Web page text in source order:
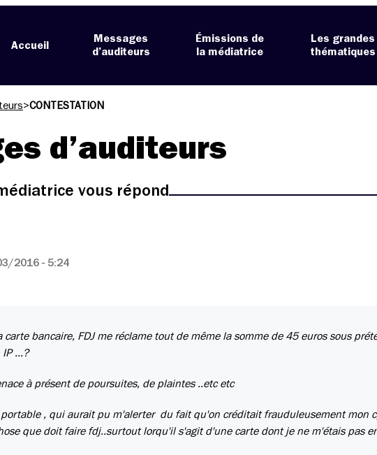
Accueil
Messages
d’auditeurs
Émissions de
la médiatrice
Les grandes
thématiques
>CONTESTATION
d’auditeurs
vous répond
2016 - 5:24
bancaire, FDJ me réclame tout de même la somme de 45 euros sous
...?
à présent de poursuites, de plaintes ..etc etc
portable , qui aurait pu m'alerter du fait qu'on créditait frauduleusement mon
que doit faire fdj..surtout lorqu'il s'agit d'une carte dont je ne m'étais pas